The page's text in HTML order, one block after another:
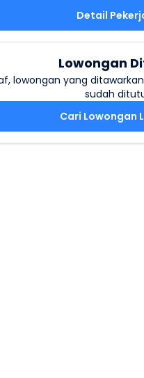
Detail
Lowongan
lowongan yang
sudah
Cari Lowongan